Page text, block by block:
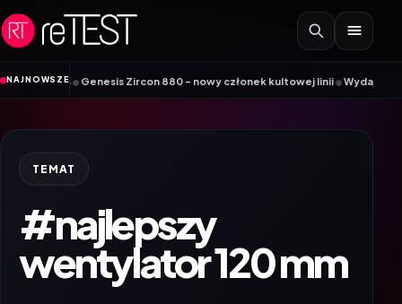
Przejdź do treści
NAJNOWSZE
s•Genesis Zircon 880 – nowy członek kultowej linii•Wydajny router Wi-
TEMAT
#najlepszy
wentylator 120 mm